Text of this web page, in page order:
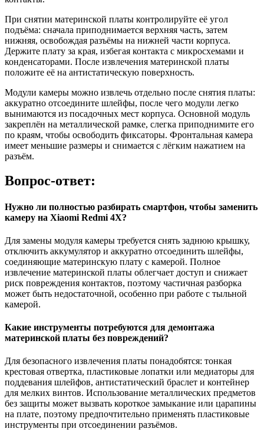
При снятии материнской платы контролируйте её угол
подъёма: сначала приподнимается верхняя часть, затем
нижняя, освобождая разъёмы на нижней части корпуса.
Держите плату за края, избегая контакта с микросхемами и
конденсаторами. После извлечения материнской платы
положите её на антистатическую поверхность.
Модули камеры можно извлечь отдельно после снятия платы:
аккуратно отсоедините шлейфы, после чего модули легко
вынимаются из посадочных мест корпуса. Основной модуль
закреплён на металлической рамке, слегка приподнимите его
по краям, чтобы освободить фиксаторы. Фронтальная камера
имеет меньшие размеры и снимается с лёгким нажатием на
разъём.
Вопрос-ответ:
Нужно ли полностью разбирать смартфон, чтобы заменить
камеру на Xiaomi Redmi 4X?
Для замены модуля камеры требуется снять заднюю крышку,
отключить аккумулятор и аккуратно отсоединить шлейфы,
соединяющие материнскую плату с камерой. Полное
извлечение материнской платы облегчает доступ и снижает
риск повреждения контактов, поэтому частичная разборка
может быть недостаточной, особенно при работе с тыльной
камерой.
Какие инструменты потребуются для демонтажа
материнской платы без повреждений?
Для безопасного извлечения платы понадобятся: тонкая
крестовая отвертка, пластиковые лопатки или медиаторы для
поддевания шлейфов, антистатический браслет и контейнер
для мелких винтов. Использование металлических предметов
без защиты может вызвать короткое замыкание или царапины
на плате, поэтому предпочтительно применять пластиковые
инструменты при отсоединении разъёмов.